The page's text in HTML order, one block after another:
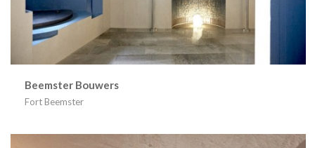
Beemster Bouwers
Fort Beemster